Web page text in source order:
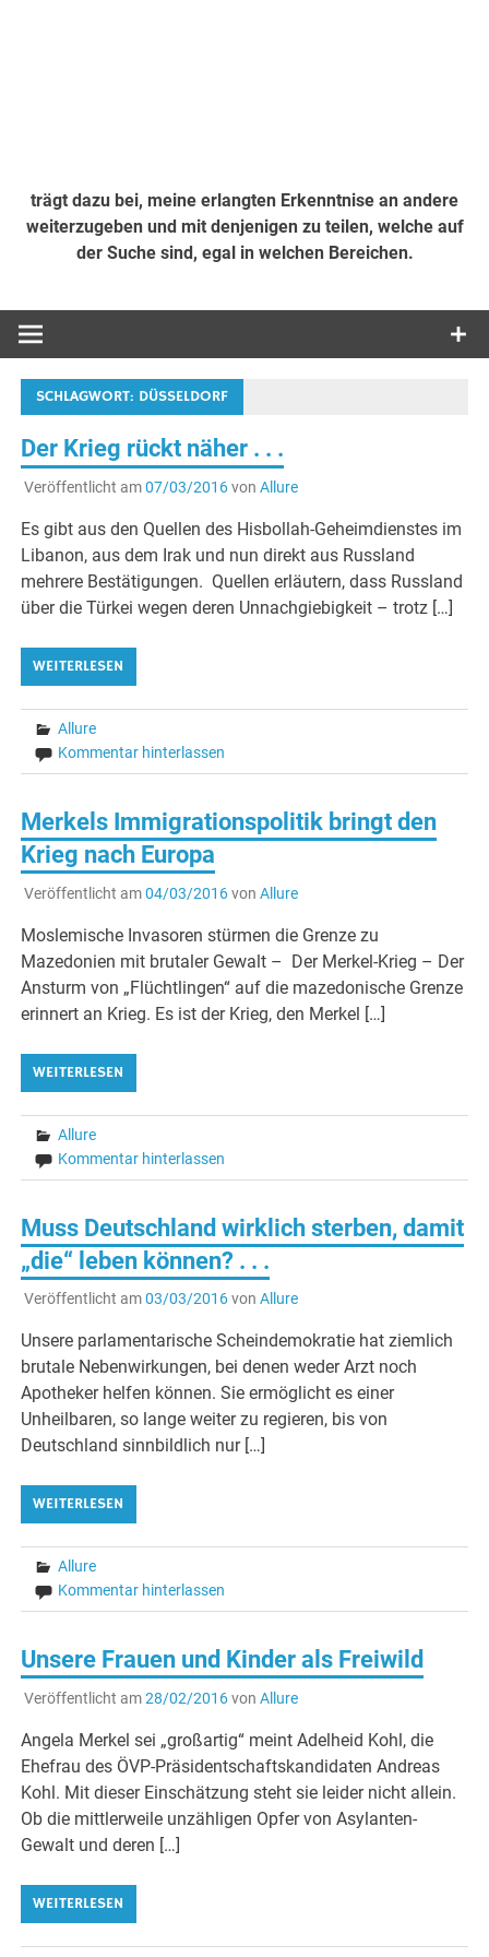
trägt dazu bei, meine erlangten Erkenntnise an andere
weiterzugeben und mit denjenigen zu teilen, welche auf
der Suche sind, egal in welchen Bereichen.
SCHLAGWORT: DÜSSELDORF
Der Krieg rückt näher . . .
Veröffentlicht am07/03/2016von Allure
Es gibt aus den Quellen des Hisbollah-Geheimdienstes im
Libanon, aus dem Irak und nun direkt aus Russland
mehrere Bestätigungen. Quellen erläutern, dass Russland
über die Türkei wegen deren Unnachgiebigkeit – trotz […]
WEITERLESEN
Allure
Kommentar hinterlassen
Merkels Immigrationspolitik bringt den
Krieg nach Europa
Veröffentlicht am04/03/2016von Allure
Moslemische Invasoren stürmen die Grenze zu
Mazedonien mit brutaler Gewalt – Der Merkel-Krieg – Der
Ansturm von „Flüchtlingen“ auf die mazedonische Grenze
erinnert an Krieg. Es ist der Krieg, den Merkel […]
WEITERLESEN
Allure
Kommentar hinterlassen
Muss Deutschland wirklich sterben, damit
„die“ leben können? . . .
Veröffentlicht am03/03/2016von Allure
Unsere parlamentarische Scheindemokratie hat ziemlich
brutale Nebenwirkungen, bei denen weder Arzt noch
Apotheker helfen können. Sie ermöglicht es einer
Unheilbaren, so lange weiter zu regieren, bis von
Deutschland sinnbildlich nur […]
WEITERLESEN
Allure
Kommentar hinterlassen
Unsere Frauen und Kinder als Freiwild
Veröffentlicht am28/02/2016von Allure
Angela Merkel sei „großartig“ meint Adelheid Kohl, die
Ehefrau des ÖVP-Präsidentschaftskandidaten Andreas
Kohl. Mit dieser Einschätzung steht sie leider nicht allein.
Ob die mittlerweile unzähligen Opfer von Asylanten-
Gewalt und deren […]
WEITERLESEN